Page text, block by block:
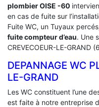
plombier OISE -60
en cas de fuite sur
Fuite WC, un Tuyaux
fuite compteur d’eau. Une
CREVECOEUR-LE-GRAND
DEPANNAGE WC
LE-GRAND
Les WC constituent l’une
est faite à notre entreprise